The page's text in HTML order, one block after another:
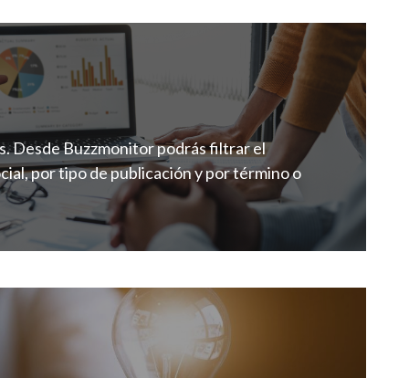
Desde Buzzmonitor podrás filtrar el
por tipo de publicación y por término o